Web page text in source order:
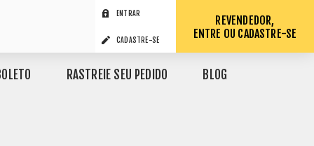
ENTRAR
CADASTRE-SE
REVENDEDOR,
ENTRE OU CADASTRE-SE
RASTREIE SEU PEDIDO BLOG